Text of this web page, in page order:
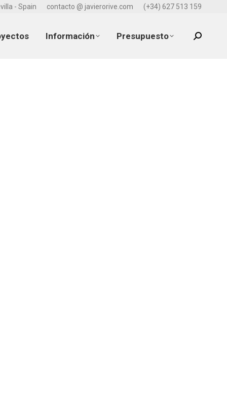
- Spain contacto @ javierorive.com (+34) 627 513 159
Información Presupuesto Search: